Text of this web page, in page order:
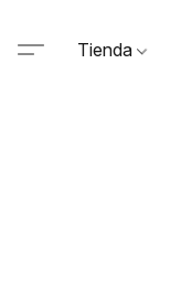
Tienda